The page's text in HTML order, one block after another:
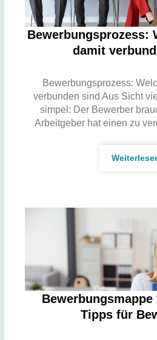
Bewerbungsprozess:
damit
Bewerbungsprozess:
verbunden sind Aus Sicht
simpel: Der Bewerber
Arbeitgeber hat einen zu
Tipps für